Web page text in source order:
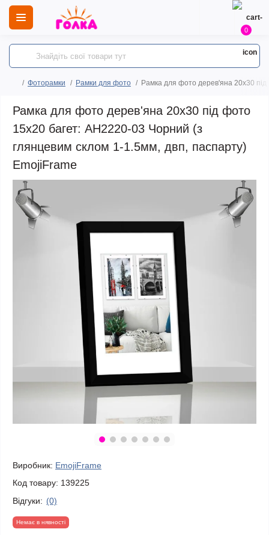
0
Фоторамки Рамки для фото Рамка для фото дерев'яна 20х30
Рамка для фото дерев'яна 20х30 під фото
15х20 багет: AH2220-03 Чорний (з
глянцевим склом 1-1.5мм, двп, паспарту)
EmojiFrame
Виробник: EmojiFrame
Код товару: 139225
Відгуки: (0)
Немає в нявності